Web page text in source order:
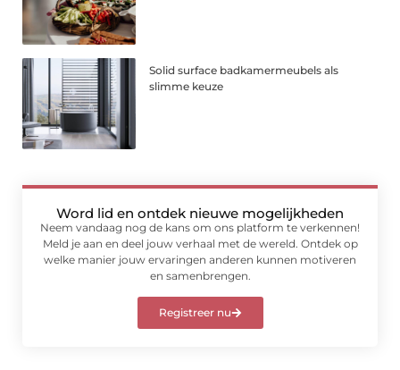
Solid surface badkamermeubels als
slimme keuze
Word lid en ontdek nieuwe mogelijkheden
Neem vandaag nog de kans om ons platform te verkennen!
Meld je aan en deel jouw verhaal met de wereld. Ontdek op
welke manier jouw ervaringen anderen kunnen motiveren
en samenbrengen.
Registreer nu